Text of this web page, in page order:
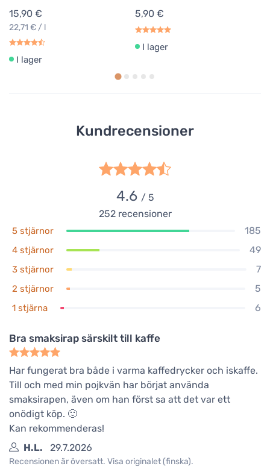
15,90 €
22,71 € / l
I lager
5,90 €
I lager
Kundrecensioner
4.6 / 5
252recensioner
5 stjärnor 185
4 stjärnor 49
3 stjärnor 7
2 stjärnor 5
1 stjärna 6
Bra smaksirap särskilt till kaffe
Har fungerat bra både i varma kaffedrycker och iskaffe.
Till och med min pojkvän har börjat använda
smaksirapen, även om han först sa att det var ett
onödigt köp. 🙂
Kan rekommenderas!
H.L.
29.7.2026
Recensionen är översatt. Visa originalet (finska).